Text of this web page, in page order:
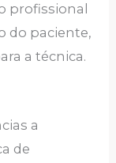
profissional
do paciente,
a técnica.
a
de